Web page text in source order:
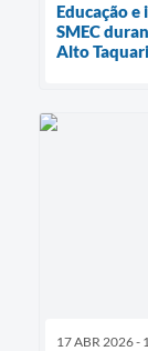
Educação
SMEC
Alto Taquari
17 ABR 2026 -